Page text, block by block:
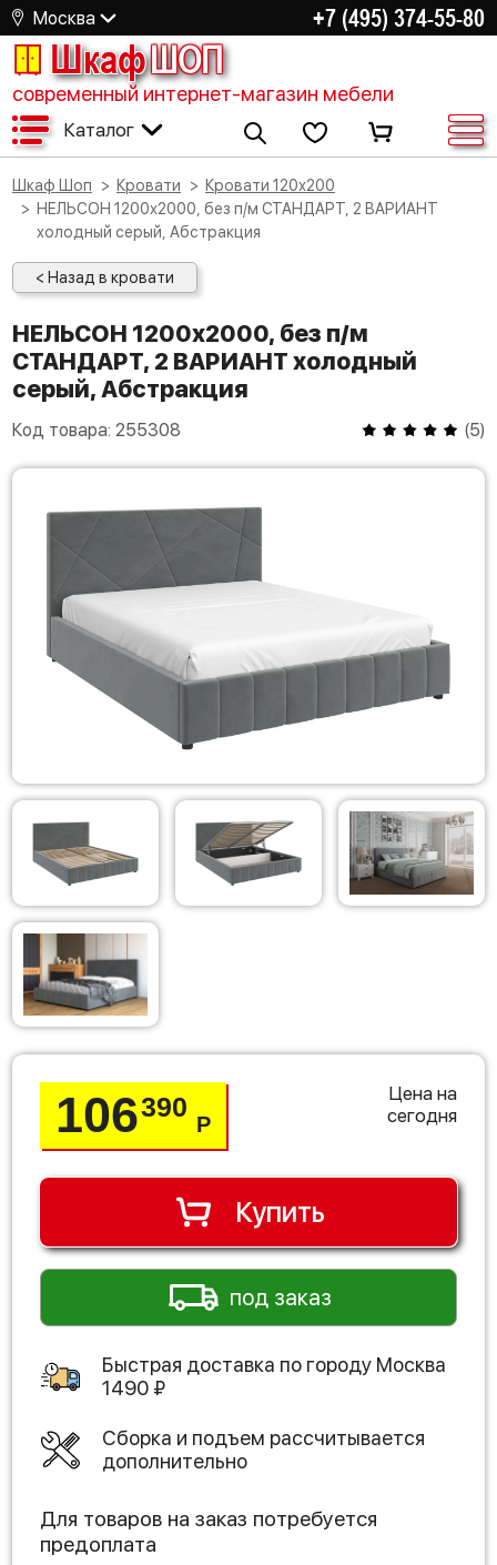
Москва +7 (495) 374-55-80
ШкафШОП
современный интернет-магазин мебели
Каталог
Шкаф Шоп Кровати
Кровати 120х200
НЕЛЬСОН 1200х2000, без п/м СТАНДАРТ, 2 ВАРИАНТ
холодный серый, Абстракция
< Назад в кровати
НЕЛЬСОН 1200х2000, без п/м
СТАНДАРТ, 2 ВАРИАНТ холодный
серый, Абстракция
Код товара: 255308 (5)
106390
Р
Цена на
сегодня
Купить
под заказ
Быстрая доставка по городу Москва
1490 ₽
Сборка и подъем рассчитывается
дополнительно
Для товаров на заказ потребуется
предоплата